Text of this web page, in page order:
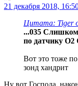
21 декабря 2018,
Цитата: Tiger
...035 Слишком
по датчику O2
Вот это тоже
зонд хандрит
Ну вот Господа,